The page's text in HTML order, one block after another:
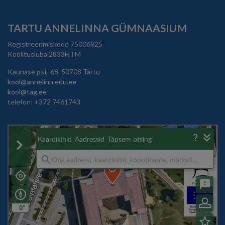
TARTU ANNELINNA GÜMNAASIUM
Registreerimiskood 75006925
Koolitusluba 2833HTM
Kaunase pst. 68, 50708 Tartu
kool@annelinn.edu.ee
kool@tag.ee
telefon: +372 7461743